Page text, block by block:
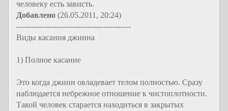
человеку есть зависть.
Добавлено (26.05.2011, 20:24)
---------------------------------------------
Виды касания джинна
1) Полное касание
Это когда джинн овладевает телом полностью. Сразу
наблюдается небрежное отношение к чистоплотности.
Такой человек старается находиться в закрытых